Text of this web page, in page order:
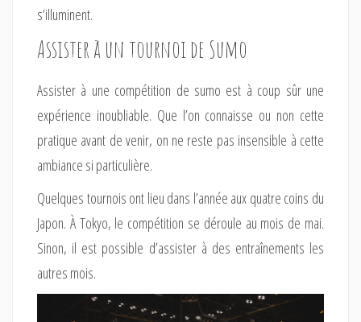
s’illuminent.
Assister à un tournoi de Sumo
Assister à une compétition de sumo est à coup sûr une
expérience inoubliable. Que l’on connaisse ou non cette
pratique avant de venir, on ne reste pas insensible à cette
ambiance si particulière.
Quelques tournois ont lieu dans l’année aux quatre coins du
Japon. À Tokyo, le compétition se déroule au mois de mai.
Sinon, il est possible d’assister à des entraînements les
autres mois.